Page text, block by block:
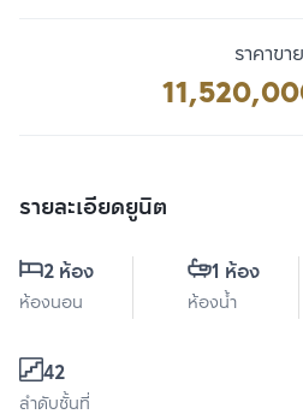
ราคาขาย
รายละเอียดยูนิต
2 ห้อง
ห้องนอน
1 ห้อง
ห้องน้ำ
42
ลำดับชั้นที่